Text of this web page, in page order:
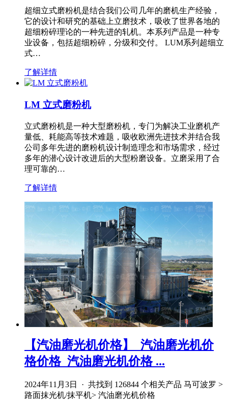
超细立式磨粉机是结合我们公司几年的磨机生产经验，
它的设计和研究的基础上立磨技术，吸收了世界各地的
超细粉碎理论的一种先进的轧机。本系列产品是一种专
业设备，包括超细粉碎，分级和交付。 LUM系列超细立
式…
了解详情
LM 立式磨粉机
立式磨粉机是一种大型磨粉机，专门为解决工业磨机产
量低、耗能高等技术难题，吸收欧洲先进技术并结合我
公司多年先进的磨粉机设计制造理念和市场需求，经过
多年的潜心设计改进后的大型粉磨设备。立磨采用了合
理可靠的…
了解详情
【汽油磨光机价格】_汽油磨光机价
格价格_汽油磨光机价格 ...
2024年11月3日 · 共找到 126844 个相关产品 马可波罗 >
路面抹光机/抹平机> 汽油磨光机价格